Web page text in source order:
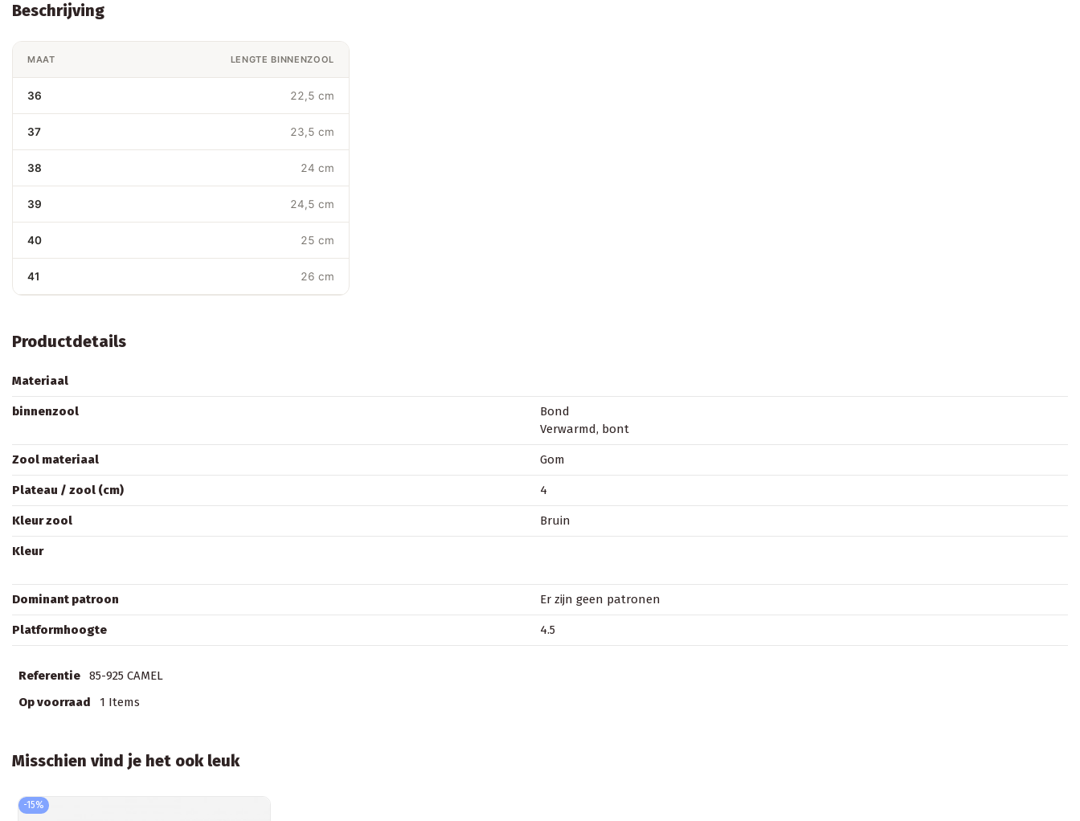
Beschrijving
MAAT LENGTE BINNENZOOL
36 22,5 cm
37 23,5 cm
38 24 cm
39 24,5 cm
40 25 cm
41 26 cm
Productdetails
Materiaal
binnenzool
Bond
Verwarmd, bont
Zool materiaal Gom
Plateau / zool (cm) 4
Kleur zool Bruin
Kleur
Dominant patroon Er zijn geen patronen
Platformhoogte 4.5
Referentie
85-925 CAMEL
Op voorraad
1 Items
Misschien vind je het ook leuk
-15%